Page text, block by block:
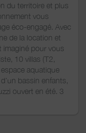
du territoire et plus
vous
éco-engagé. Avec
de la location et
imaginé pour vous
10 villas (T2,
aquatique
bassin enfants,
ouvert en été. 3